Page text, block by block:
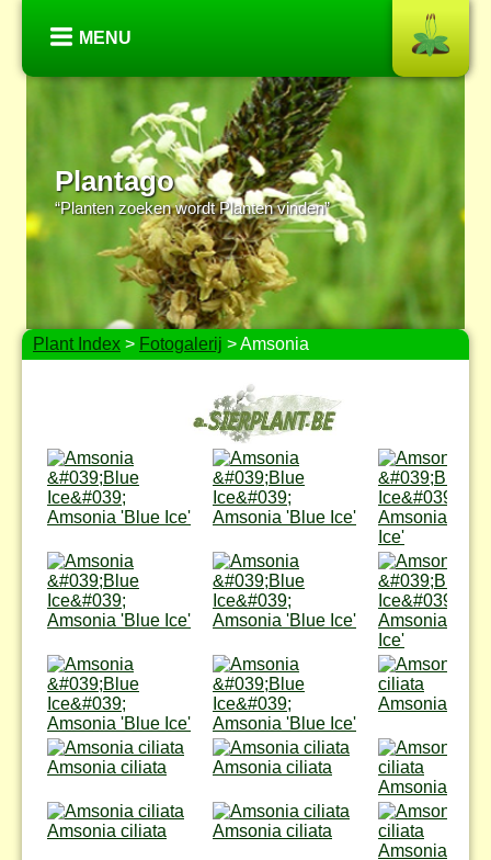
MENU
Plantago
“Planten zoeken wordt Planten vinden”
Plant Index > Fotogalerij > Amsonia
Amsonia 'Blue Ice' Amsonia 'Blue Ice'
Amsonia 'Blue
Ice'
Amsonia 'Blue Ice' Amsonia 'Blue Ice'
Amsonia 'Blue
Ice'
Amsonia 'Blue Ice' Amsonia 'Blue Ice'
Amsonia
Amsonia ciliata
Amsonia ciliata
Amsonia
Amsonia ciliata
Amsonia ciliata
Amsonia